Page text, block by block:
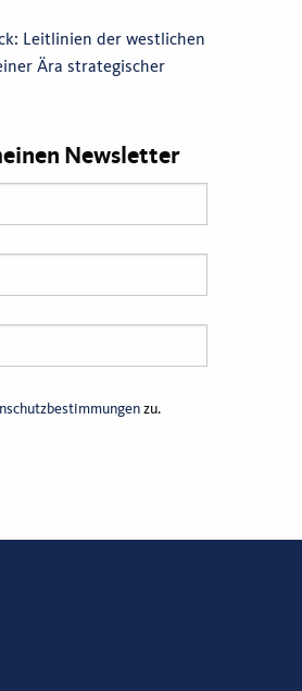
Leitlinien der westlichen
Ära strategischer
Newsletter
zu.